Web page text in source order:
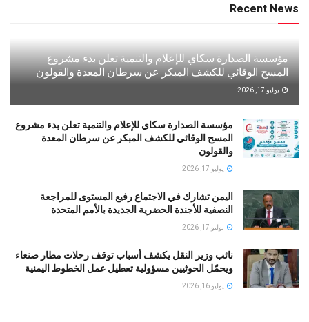
Recent News
مؤسسة الصدارة سكاي للإعلام والتنمية تعلن بدء مشروع
المسح الوقائي للكشف المبكر عن سرطان المعدة والقولون
يوليو 17, 2026
مؤسسة الصدارة سكاي للإعلام والتنمية تعلن بدء مشروع
المسح الوقائي للكشف المبكر عن سرطان المعدة
والقولون
يوليو 17, 2026
اليمن تشارك في الاجتماع رفيع المستوى للمراجعة
النصفية للأجندة الحضرية الجديدة بالأمم المتحدة
يوليو 17, 2026
نائب وزير النقل يكشف أسباب توقف رحلات مطار صنعاء
ويحمّل الحوثيين مسؤولية تعطيل عمل الخطوط اليمنية
يوليو 16, 2026